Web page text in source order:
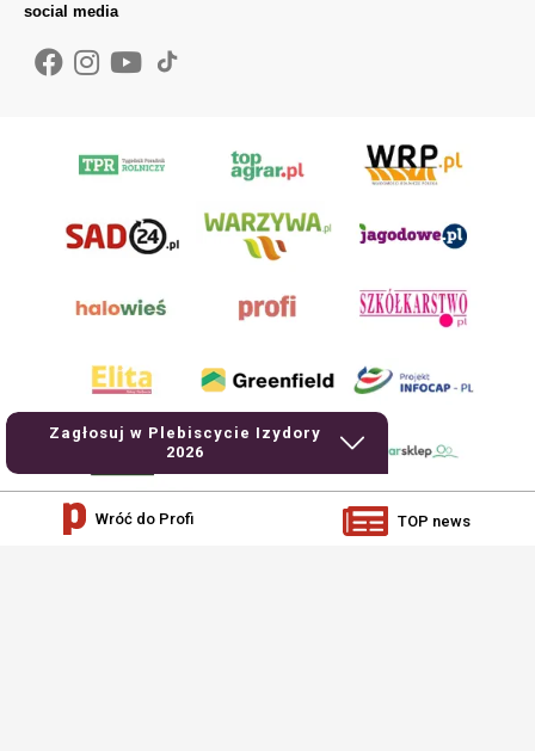
Zagłosuj w Plebiscycie Izydory
2026
social media
Wróć do Profi TOP news